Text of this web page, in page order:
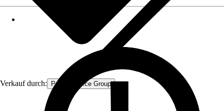
Verkauf durch: Procommerce Group